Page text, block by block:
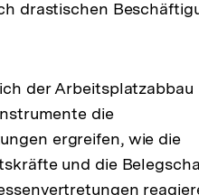
drastischen
der Arbeitsplatzabbau
die
ergreifen, wie die
und die